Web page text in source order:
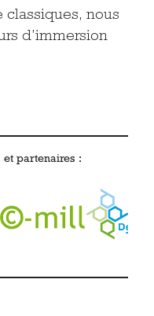
classiques, nous
d’immersion
partenaires :